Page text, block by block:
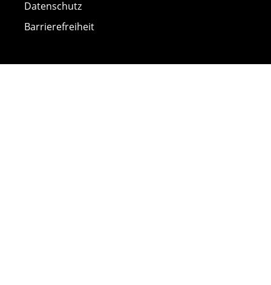
Datenschutz
Barrierefreiheit